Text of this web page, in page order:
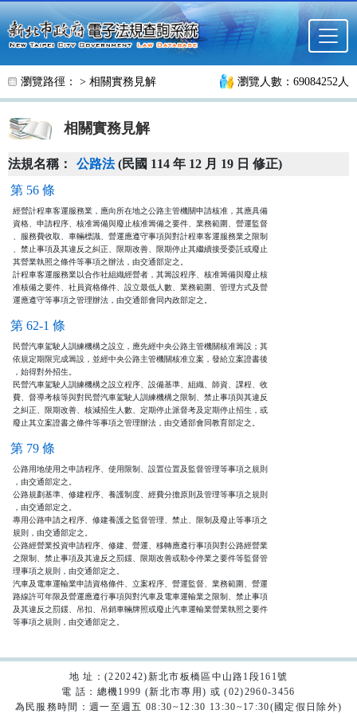
跳至主要內容
瀏覽路徑： > 相關實務見解 瀏覽人數：69084252人
相關實務見解
法規名稱： 公路法(民國 114 年 12 月 19 日 修正)
第 56 條
經營計程車客運服務業，應向所在地之公路主管機關申請核准，其應具備
資格、申請程序、核准籌備與廢止核准籌備之要件、業務範圍、營運監督
、服務費收取、車輛標識、營運應遵守事項與對計程車客運服務業之限制
、禁止事項及其違反之糾正、限期改善、限期停止其繼續接受委託或廢止
其營業執照之條件等事項之辦法，由交通部定之。
計程車客運服務業以合作社組織經營者，其籌設程序、核准籌備與廢止核
准核備之要件、社員資格條件、設立最低人數、業務範圍、管理方式及營
運應遵守等事項之管理辦法，由交通部會同內政部定之。
第 62-1 條
民營汽車駕駛人訓練機構之設立，應先經中央公路主管機關核准籌設；其
依規定期限完成籌設，並經中央公路主管機關核准立案，發給立案證書後
，始得對外招生。
民營汽車駕駛人訓練機構之設立程序、設備基準、組織、師資、課程、收
費、督導考核等與對民營汽車駕駛人訓練機構之限制、禁止事項與其違反
之糾正、限期改善、核減招生人數、定期停止派督考及定期停止招生，或
廢止其立案證書之條件等事項之管理辦法，由交通部會同教育部定之。
第 79 條
公路用地使用之申請程序、使用限制、設置位置及監督管理等事項之規則
，由交通部定之。
公路規劃基準、修建程序、養護制度、經費分擔原則及管理等事項之規則
，由交通部定之。
專用公路申請之程序、修建養護之監督管理、禁止、限制及廢止等事項之
規則，由交通部定之。
公路經營業投資申請程序、修建、營運、移轉應遵行事項與對公路經營業
之限制、禁止事項及其違反之罰鍰、限期改善或勒令停業之要件等監督管
理事項之規則，由交通部定之。
汽車及電車運輸業申請資格條件、立案程序、營運監督、業務範圍、營運
路線許可年限及營運應遵行事項與對汽車及電車運輸業之限制、禁止事項
及其違反之罰鍰、吊扣、吊銷車輛牌照或廢止汽車運輸業營業執照之要件
等事項之規則，由交通部定之。
地 址：(220242)新北市板橋區中山路1段161號
電 話：總機1999 (新北市專用) 或 (02)2960-3456
為民服務時間：週一至週五 08:30~12:30 13:30~17:30(國定假日除外)